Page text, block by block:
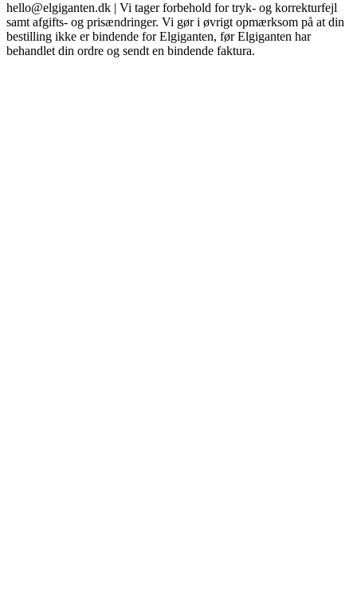
hello@elgiganten.dk | Vi tager forbehold for tryk- og korrekturfejl
samt afgifts- og prisændringer. Vi gør i øvrigt opmærksom på at din
bestilling ikke er bindende for Elgiganten, før Elgiganten har
behandlet din ordre og sendt en bindende faktura.